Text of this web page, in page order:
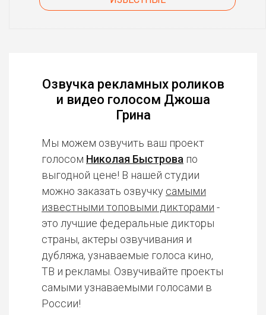
Озвучка рекламных роликов
и видео голосом Джоша
Грина
Мы можем озвучить ваш проект
голосом Николая Быстрова по
выгодной цене! В нашей студии
можно заказать озвучку самыми
известными топовыми дикторами -
это лучшие федеральные дикторы
страны, актеры озвучивания и
дубляжа, узнаваемые голоса кино,
ТВ и рекламы. Озвучивайте проекты
самыми узнаваемыми голосами в
России!